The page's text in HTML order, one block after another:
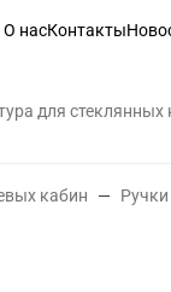
О насКонтакты
для стеклянных
кабин